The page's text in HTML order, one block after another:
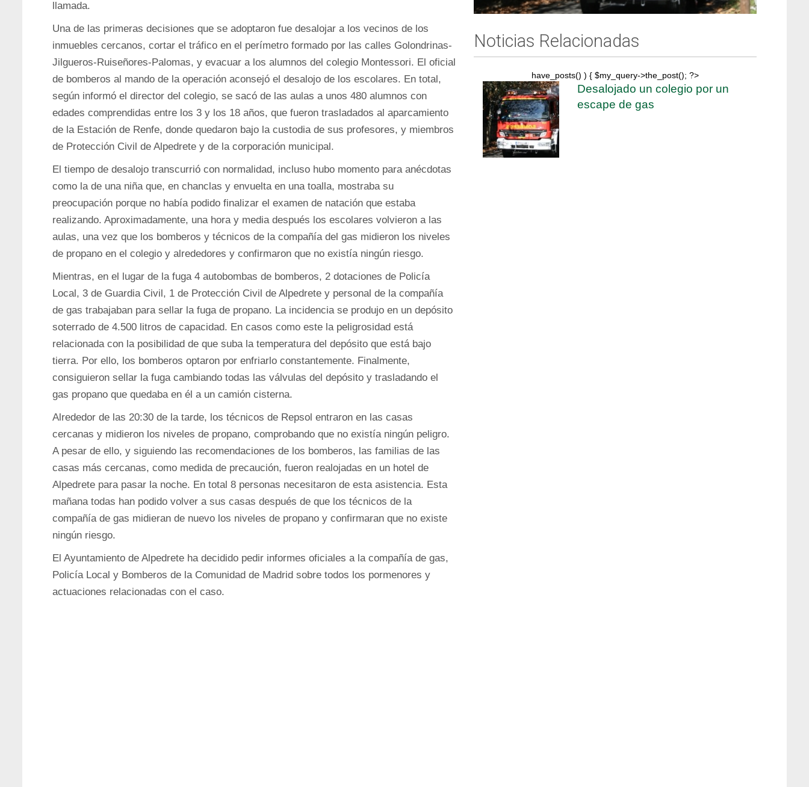
llamada.
Una de las primeras decisiones que se adoptaron fue desalojar a los vecinos de los
inmuebles cercanos, cortar el tráfico en el perímetro formado por las calles Golondrinas-
Jilgueros-Ruiseñores-Palomas, y evacuar a los alumnos del colegio Montessori. El oficial
de bomberos al mando de la operación aconsejó el desalojo de los escolares. En total,
según informó el director del colegio, se sacó de las aulas a unos 480 alumnos con
edades comprendidas entre los 3 y los 18 años, que fueron trasladados al aparcamiento
de la Estación de Renfe, donde quedaron bajo la custodia de sus profesores, y miembros
de Protección Civil de Alpedrete y de la corporación municipal.
El tiempo de desalojo transcurrió con normalidad, incluso hubo momento para anécdotas
como la de una niña que, en chanclas y envuelta en una toalla, mostraba su
preocupación porque no había podido finalizar el examen de natación que estaba
realizando. Aproximadamente, una hora y media después los escolares volvieron a las
aulas, una vez que los bomberos y técnicos de la compañía del gas midieron los niveles
de propano en el colegio y alrededores y confirmaron que no existía ningún riesgo.
Mientras, en el lugar de la fuga 4 autobombas de bomberos, 2 dotaciones de Policía
Local, 3 de Guardia Civil, 1 de Protección Civil de Alpedrete y personal de la compañía
de gas trabajaban para sellar la fuga de propano. La incidencia se produjo en un depósito
soterrado de 4.500 litros de capacidad. En casos como este la peligrosidad está
relacionada con la posibilidad de que suba la temperatura del depósito que está bajo
tierra. Por ello, los bomberos optaron por enfriarlo constantemente. Finalmente,
consiguieron sellar la fuga cambiando todas las válvulas del depósito y trasladando el
gas propano que quedaba en él a un camión cisterna.
Alrededor de las 20:30 de la tarde, los técnicos de Repsol entraron en las casas
cercanas y midieron los niveles de propano, comprobando que no existía ningún peligro.
A pesar de ello, y siguiendo las recomendaciones de los bomberos, las familias de las
casas más cercanas, como medida de precaución, fueron realojadas en un hotel de
Alpedrete para pasar la noche. En total 8 personas necesitaron de esta asistencia. Esta
mañana todas han podido volver a sus casas después de que los técnicos de la
compañía de gas midieran de nuevo los niveles de propano y confirmaran que no existe
ningún riesgo.
El Ayuntamiento de Alpedrete ha decidido pedir informes oficiales a la compañía de gas,
Policía Local y Bomberos de la Comunidad de Madrid sobre todos los pormenores y
actuaciones relacionadas con el caso.
Noticias Relacionadas
have_posts() ) { $my_query->the_post(); ?>
Desalojado un colegio por un
escape de gas